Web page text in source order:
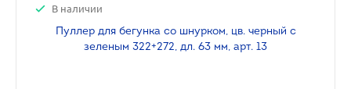
В наличии
Пуллер для бегунка со шнурком, цв. черный с
зеленым 322+272, дл. 63 мм, арт. 13